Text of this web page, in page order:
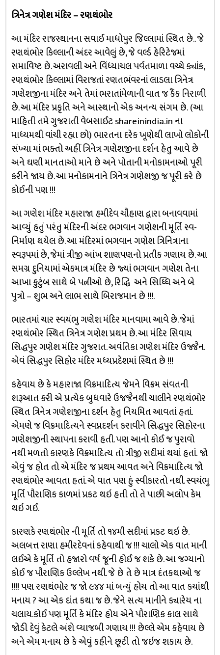
ત્રિનેત્ર ગણેશ મંદિર – રણથંભોર
આ મંદિર રાજસ્થાનના સવાઈ માધોપુર જિલ્લામાં સ્થિત છે.. જે
રણથંભોર કિલ્લાની અંદર આવેલું છે, જે વર્લ્ડ હેરિટેજમાં
સમાવિષ્ટ છે. અરાવલી અને વિંધ્યાચલ પર્વતમાળા વચ્ચે ક્યાંક,
રણથંભોર કિલ્લામાં વિરાજતાં રણતભંવરનાં લાડલા ત્રિનેત્ર
ગણેશજીના મંદિર અને તેમાં ભરાતાંમેળાની વાત જ કૈંક નિરાળી
છે. આ મંદિર પ્રકૃતિ અને આસ્થાનો એક અનન્ય સંગમ છે. (આ
માહિતી તમે ગુજરાતી વેબસાઈટ shareinindia.in ના
માધ્યમથી વાંચી રહ્યા છો) ભારતના દરેક ખૂણેથી લાખો લોકોની
સંખ્યા માં ભક્તો અહીં ત્રિનેત્ર ગણેશજીના દર્શન હેતુ આવે છે
અને ઘણી માનતાઓ માને છે અને પોતાની મનોકામનાઓ પૂરી
કરીને જાય છે. આ મનોકામનાને ત્રિનેત્ર ગણેશજી જ પૂરી કરે છે
કોઈની પણ !!!
આ ગણેશ મંદિર મહારાજા હમીદેવ ચૌહાણ દ્વારા બનાવવામાં
આવ્યું હતું પરંતુ મંદિરની અંદર ભગવાન ગણેશની મૂર્તિ સ્વ-
નિર્માણ થયેલ છે. આ મંદિરમાં ભગવાન ગણેશ ત્રિનિત્રાના
સ્વરૂપમાં છે, જેમાં ત્રીજી આંખ શાણપણનો પ્રતીક ગણાય છે. આ
સમગ્ર દુનિયામાં એકમાત્ર મંદિર છે જ્યાં ભગવાન ગણેશ તેના
આખા કુટુંબ સાથે બે પત્નીઓ છે, રિદ્ધિ અને સિધ્ધિ અને બે
પુત્રો – શુભ અને લાભ સાથે બિરાજમાન છે !!!.
ભારતમાં ચાર સ્વયંભુ ગણેશ મંદિર માનવામા આવે છે. જેમાં
રણથંભોર સ્થિત ત્રિનેત્ર ગણેશ પ્રથમ છે. આ મંદિર સિવાય
સિદ્ધપુર ગણેશ મંદિર ગુજરાત. અવંતિકા ગણેશ મંદિર ઉજ્જૈન.
એવં સિદ્ધપુર સિહોર મંદિર મધ્યપ્રદેશમાં સ્થિત છે !!!
કહેવાય છે કે મહારાજા વિક્રમાદિત્ય જેમને વિક્રમ સંવતની
શરૂઆત કરી એ પ્રત્યેક બુધવારે ઉજજૈનથી ચાલીને રણથંભોર
સ્થિત ત્રિનેત્ર ગણેશજીના દર્શન હેતુ નિયમિત આવતાં હતાં.
એમણે જ વિક્રમાદિત્યને સ્વપ્નદર્શન કરાવીને સિદ્ધપુર સિહોરના
ગણેશજીની સ્થાપના કરાવી હતી. પણ આનો કોઈ જ પુરાવો
નથી મળતો કારણકે વિક્રમાદિત્ય તો ત્રીજી સદીમાં થયાં હતાં. જો
એવું જ હોત તો એ મંદિર જ પ્રથમ આવત અને વિક્રમાદિત્ય જો
રણથંભોર આવતા હતાં. એ વાત પણ હું સ્વીકારતો નથી. સ્વયંભુ
મૂર્તિ પૌરાણિક કાળમાં પ્રકટ થઇ હતી તો તે પાછી અલોપ કેમ
થઇ ગઈ.
કારણકે રણથંભોર ની મૂર્તિ તો ૧૪મી સદીમાં પ્રકટ થઇ છે.
અલબત્ત રાણા હમીરદેવનાં કહેવાથી જ !!! ચાલો એક વાત માની
લઈએ કે મૂર્તિ તો હજારો વર્ષ જૂની હોઈ જ શકે છે. આ જગ્યાનો
કોઈ જ પૌરાણિક ઉલ્લેખ નથી. જે છે તે છે માત્ર દંતકથાઓ જ
!!!! પણ રણથંભોર જ જો ૯૪૪ માં બન્યું હોય તો આ વાત કયાંથી
મનાય ? આ એક દાંત કથા જ છે. જેને સત્ય માનીને ક્યારેય ના
ચલાય.કોઈ પણ મૂર્તિ કે મંદિર હોય એને પૌરાણિક કાલ સાથે
જોડી દેવું કેટલે અંશે વ્યાજબી ગણાય !!! છેલ્લે એમ કહેવાય છે
અને એમ મનાય છે કે એવું કહીને છૂટી તો જઇજ શકાય છે.